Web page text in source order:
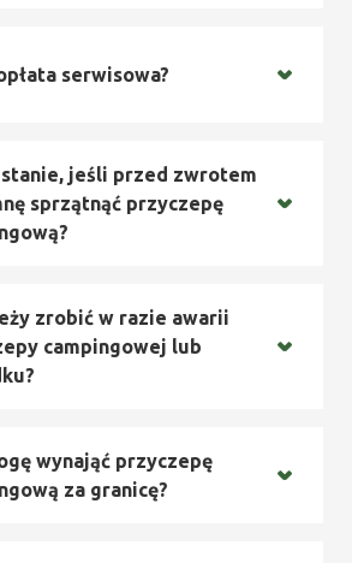
serwisowa?
stanie, jeśli przed zwrotem
sprzątnąć przyczepę
zrobić w razie awarii
campingowej lub
wynająć przyczepę
za granicę?